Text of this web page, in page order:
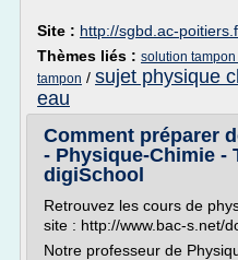
Site : http://sgbd.ac-
Thèmes liés : solution
tampon / sujet physique
eau
Comment préparer
- Physique-Chimie -
digiSchool
Retrouvez les cours de
site : http://www.bac-s.net/
Notre professeur de